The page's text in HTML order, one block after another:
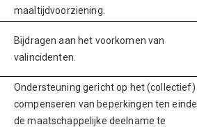
maaltijdvoorziening.
Bijdragen aan het voorkomen van
valincidenten.
Ondersteuning gericht op het (collectief)
compenseren van beperkingen ten einde
de maatschappelijke deelname te